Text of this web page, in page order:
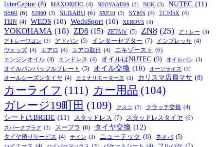
InterCeptor (8) MAXORIDO (4) NEOVAAD09 (3) NGK (3) NUTEC (11)
S660 (6) S2000 (3) SUBARU (6) SXE10 (3) SYMS (4) TC105X (4)
TEIN (4) WEDS (10) WedsSport (10) XEROVS (3)
YOKOHAMA (18) ZD8 (15) ZETAⅣ (5) ZN8 (25) アトレー (3)
アトレーワゴン (3) アドバン (5) インターセプター (7) インプレッサ (4)
ウェッズ (4) エアロ (4) エアロ取付 (4) エキゾースト (6)
エンジンオイル (4) エンドレス (4) オイルはNUTEC (9) オイルパン (3)
オイルパンバッフルプレート (5) オイル交換 (10) オーソライズ (3)
オールシーズンタイヤ (4) カミナリモータース (3) カリスマ店員マサ (8)
カーライフ (111) カー用品 (104)
ガレージ19町田 (109) クスコ (3) クラッチ交換 (4)
シートはBRIDE (11) スタッドレス (7) スタッドレスタイヤ (6)
スパークプラグ (3) スープラ (6) タイヤ交換 (12)
タイヤ預りサービス (4) テイン (3) ニューテック (8) ネオバ (5)